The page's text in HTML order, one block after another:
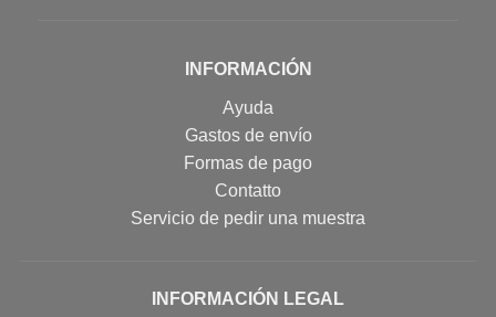
INFORMACIÓN
Ayuda
Gastos de envío
Formas de pago
Contatto
Servicio de pedir una muestra
INFORMACIÓN LEGAL